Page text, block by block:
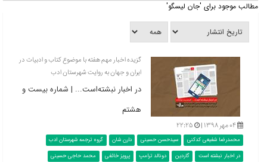
مطالب موجود برای 'جان لیسگو'
گزیده اخبار مهم هفته با موضوع کتاب و ادبیات در
ایران و جهان به روایت شهرستان ادب
در اخبار نبشته‌است... | شماره بیست و
هشتم
۰۴ مهر ۱۳۹۸ | ۲۲:۲۵
محمدرضا شفیعی کدکنی سیدحسن حسینی دارن شان
گروه ترجمه شهرستان ادب
در اخبار نبشته است
گاردین دونالد ترامپ پرویز خائفی
محمد حاجی حسینی